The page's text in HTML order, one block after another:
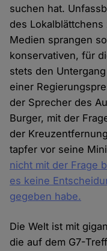
suchen hat.
des
Medien sprangen
konservativen, für
stets den
einer
der Sprecher des
Burger, mit der
der
tapfer vor seine
nicht mit der Frage
es keine
gegeben habe.
Die Welt ist mit
die auf dem G7-